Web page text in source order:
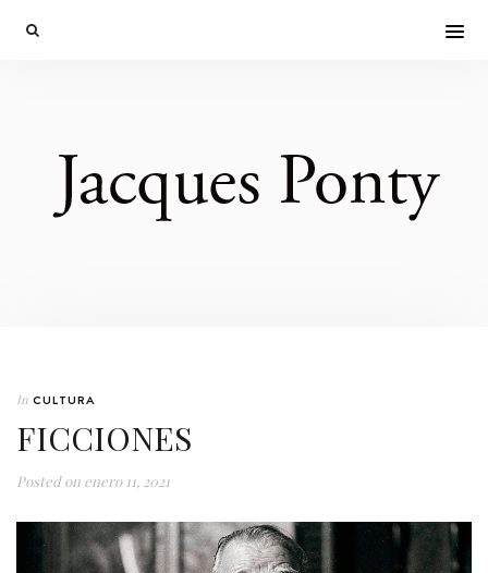
In CULTURA
FICCIONES
Posted on enero 11, 2021